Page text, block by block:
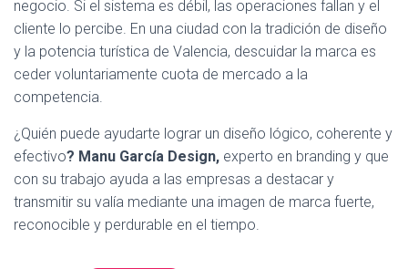
negocio. Si el sistema es débil, las operaciones fallan y el
cliente lo percibe. En una ciudad con la tradición de diseño
y la potencia turística de Valencia, descuidar la marca es
ceder voluntariamente cuota de mercado a la
competencia.
¿Quién puede ayudarte lograr un diseño lógico, coherente y
efectivo? Manu García Design, experto en branding y que
con su trabajo ayuda a las empresas a destacar y
transmitir su valía mediante una imagen de marca fuerte,
reconocible y perdurable en el tiempo.